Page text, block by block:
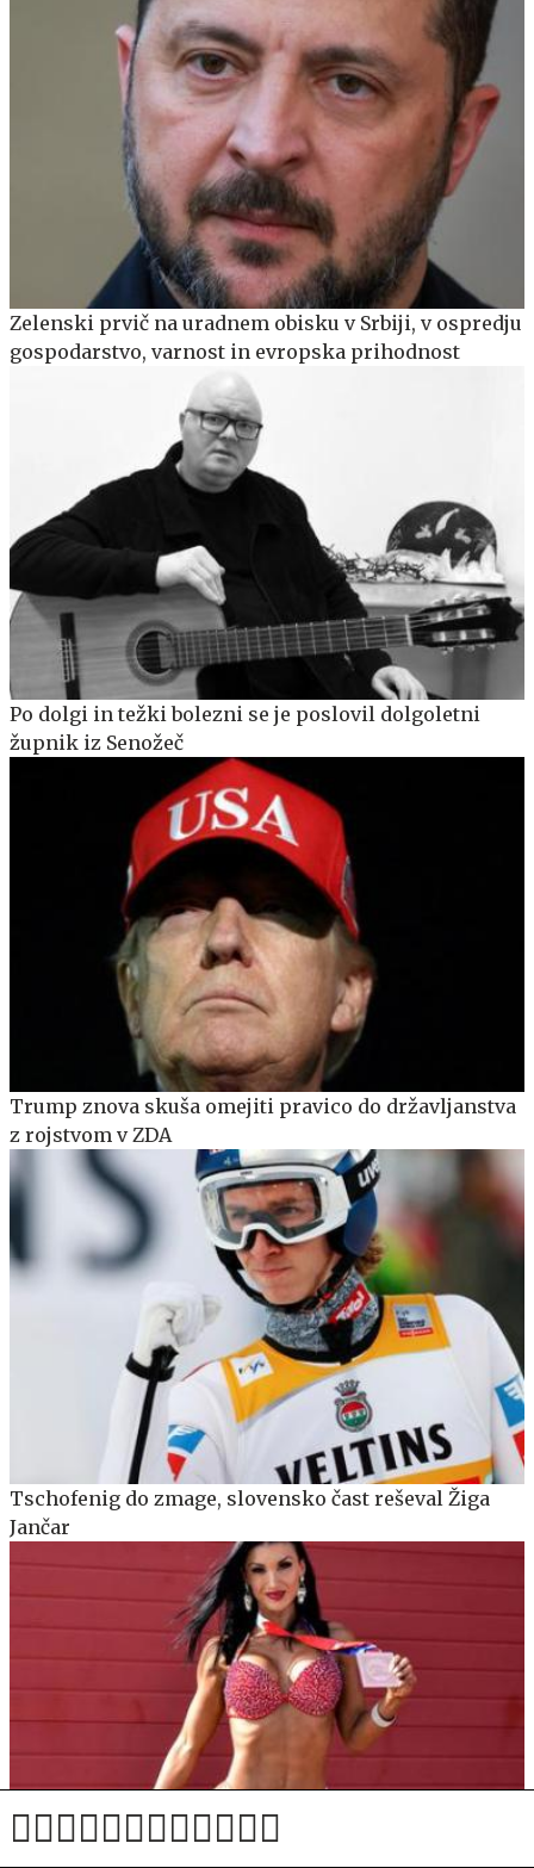
Zelenski prvič na uradnem obisku v Srbiji, v ospredju
gospodarstvo, varnost in evropska prihodnost
Po dolgi in težki bolezni se je poslovil dolgoletni
župnik iz Senožeč
Trump znova skuša omejiti pravico do državljanstva
z rojstvom v ZDA
Tschofenig do zmage, slovensko čast reševal Žiga
Jančar